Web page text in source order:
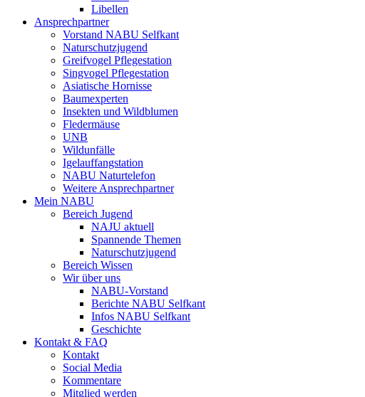
Libellen
Ansprechpartner
Vorstand NABU Selfkant
Naturschutzjugend
Greifvogel Pflegestation
Singvogel Pflegestation
Asiatische Hornisse
Baumexperten
Insekten und Wildblumen
Fledermäuse
UNB
Wildunfälle
Igelauffangstation
NABU Naturtelefon
Weitere Ansprechpartner
Mein NABU
Bereich Jugend
NAJU aktuell
Spannende Themen
Naturschutzjugend
Bereich Wissen
Wir über uns
NABU-Vorstand
Berichte NABU Selfkant
Infos NABU Selfkant
Geschichte
Kontakt & FAQ
Kontakt
Social Media
Kommentare
Mitglied werden